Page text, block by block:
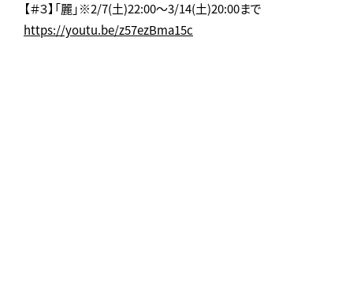
【＃３】「麗」※2/7(土)22:00～3/14(土)20:00まで
https://youtu.be/z57ezBma15c